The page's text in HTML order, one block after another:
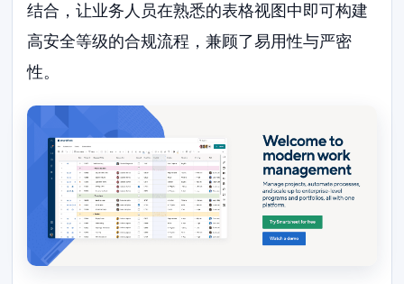
结合，让业务人员在熟悉的表格视图中即可构建
高安全等级的合规流程，兼顾了易用性与严密
性。